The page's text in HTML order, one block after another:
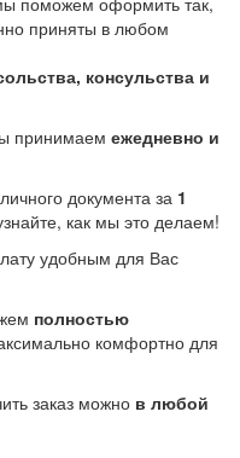
приняты в любом
консульства и
принимаем ежедневно и
документа за 1
как мы это делаем!
удобным для Вас
полностью
комфортно для
заказ можно в любой